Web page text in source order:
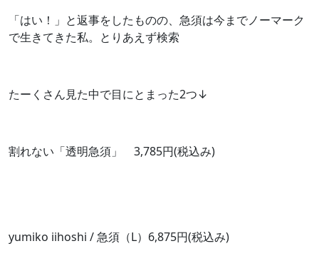
「はい！」と返事をしたものの、急須は今までノーマーク
で生きてきた私。とりあえず検索
たーくさん見た中で目にとまった2つ↓
割れない「透明急須」 3,785円(税込み)
yumiko iihoshi / 急須（L）6,875円(税込み)